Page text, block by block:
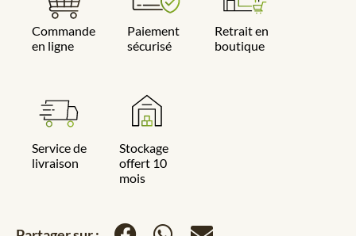
Commande
en ligne
Paiement
sécurisé
Retrait en
boutique
Service de
livraison
Stockage
offert 10
mois